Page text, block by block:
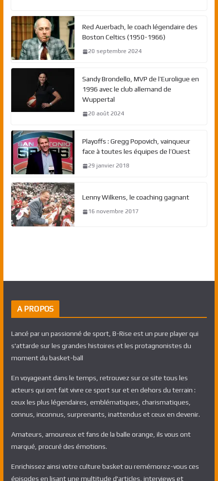
Red Auerbach, le coach légendaire des
Boston Celtics (1950-1966)
20 septembre 2024
Sandy Brondello, MVP de l’Euroligue en
1996 avec le club allemand de
Wuppertal
20 août 2024
Playoffs : Gregg Popovich, vainqueur
face à toutes les équipes de l’Ouest
29 janvier 2018
Lenny Wilkens, le coaching gagnant
16 novembre 2017
A PROPOS
Lancé par un passionné de sport, B-Rise est un pure player qui
s'attarde sur les grandes histoires et les protagnonistes du
moment du basket-ball
En voyageant dans le temps, retrouvez sur ce site tous les
acteurs qui ont fait vivre ce sport sur et en dehors du terrain :
ceux les plus légendaires, emblématiques, charismatiques,
connus, inconnus, surprenants, inattendus et ceux en devenir.
Amateurs, amoureux et fans de la balle orange, ils vous ont
marqué, procuré des émotions.
Enrichissez ainsi votre culture basket ou remémorez-vous ces
épisodes en lisant une multitude d'articles, interviews et